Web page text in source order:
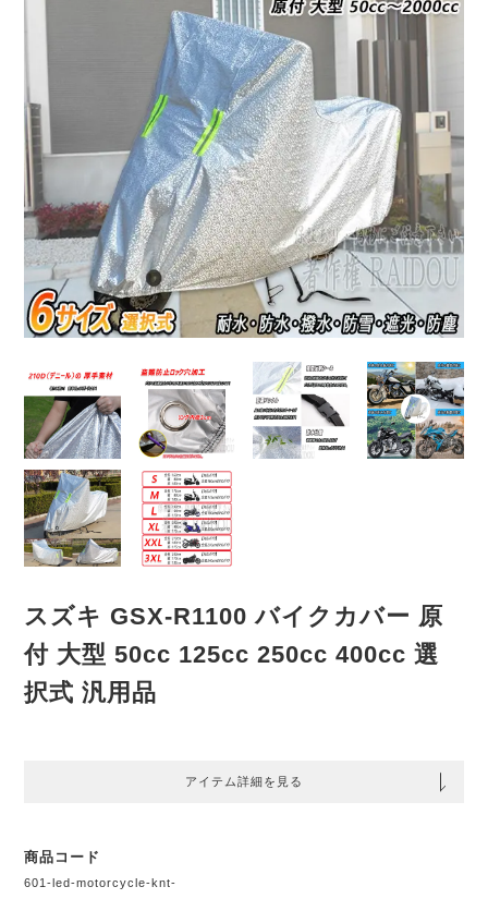
スズキ GSX-R1100 バイクカバー 原
付 大型 50cc 125cc 250cc 400cc 選
択式 汎用品
アイテム詳細を見る
商品コード
601-led-motorcycle-knt-